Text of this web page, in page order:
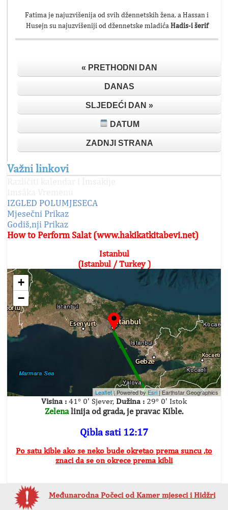
Fatima je najuzvišenija od svih džennetskih žena, a Hassan i
Husejn su najuzvišeniji od džennetske mladića Hadis-i šerif
« PRETHODNI DAN
DANAS
SLJEDEĆI DAN »
DATUM
ZADNJI STRANA
Važni linkovi
IZGLED POLUMJESECA
Mjesečni Prikaz
Godiš,nji Prikaz
How to Perform Salat (www.hakikatkitabevi.net)
Istanbul
(Istanbul / Turkey )
+
−
Leaflet| Powered byEsri |Earthstar Geographics
Visina : 41° 0' Sjever, Dužina : 29° 0' Istok
Zelenalinija od grada, je pravac Kible.
Qibla sati 12:17
Po satu kible ako se neko bude okretao prema suncu ,to
znaci da se on okrece prema kibli
Međunarodna Počeci od Kamer mjeseci i Hidžri